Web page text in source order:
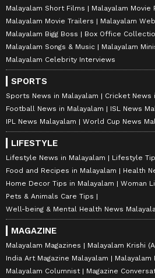
Malayalam Short Films
Malayalam Movie
Malayalam Movie Trailers
Malayalam
Malayalam Bigg Boss
Box Office
Malayalam Songs & Music
Malayalam
Malayalam Celebrity Interviews
SPORTS
Sports News in Malayalam
Cricket News
Football News in Malayalam
ISL News
IPL News Malayalam
World Cup News
LIFESTYLE
Lifestyle News in Malayalam
Lifestyle
Food and Recipes in Malayalam
Health
Home Decor Tips in Malayalam
Woman
Pets & Animals Care Tips
Well-being & Mental Health News
MAGAZINE
Malayalam Magazines
Malayalam Krishi
India Art Magazine Malayalam
Malayalam
Malayalam Columnist
Magazine